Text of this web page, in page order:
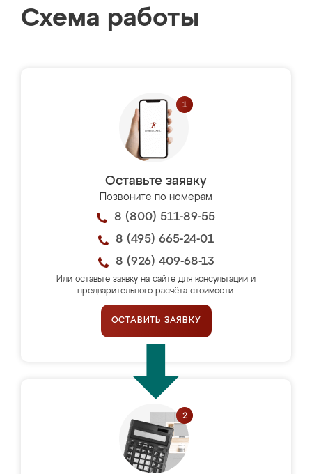
Схема работы
Оставьте заявку
Позвоните по номерам
8 (800) 511-89-55
8 (495) 665-24-01
8 (926) 409-68-13
Или оставьте заявку на сайте для консультации и
предварительного расчёта стоимости.
ОСТАВИТЬ ЗАЯВКУ